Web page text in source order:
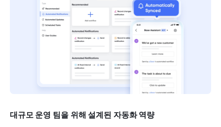
대규모 운영 팀을 위해 설계된 자동화 역량